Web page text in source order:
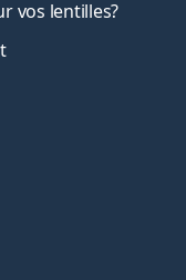
vos lentilles?